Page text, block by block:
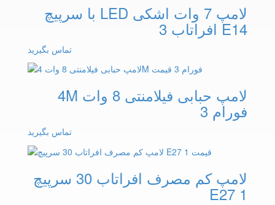
لامپ 7 وات اشکی LED با سرپیچ
E14 افراتاب 3
تماس بگیرید
لامپ حبابی فیلامنتی 8 وات 4M
فورام 3
تماس بگیرید
لامپ کم مصرف افراتاب 30 سرپیچ
E27 1